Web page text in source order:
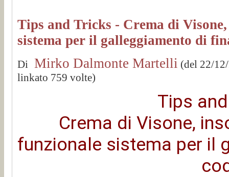
Tips and Tricks - Crema di
sistema per il galleggiamento di
Di Mirko Dalmonte Martelli (del 22/
linkato 759 volte)
Tips
Crema di Visone,
funzionale sistema per il